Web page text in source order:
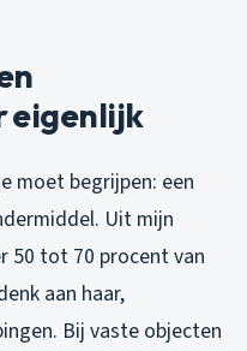
eigenlijk
moet begrijpen: een
Uit mijn
50 tot 70 procent van
aan haar,
Bij vaste objecten